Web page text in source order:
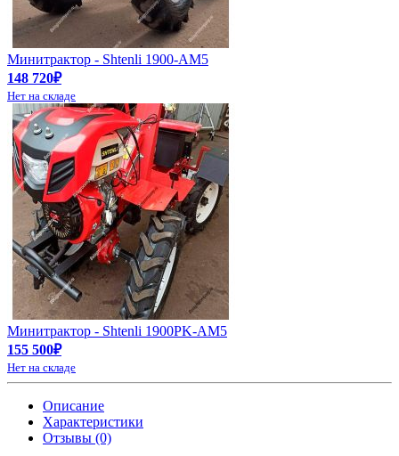
Минитрактор - Shtenli 1900-АМ5
148 720₽
Нет на складе
Минитрактор - Shtenli 1900PK-АМ5
155 500₽
Нет на складе
Описание
Характеристики
Отзывы (0)